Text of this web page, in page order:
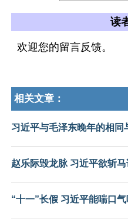
读
欢迎您的留言反馈。
相关文章：
习近平与毛泽东晚年的相同
赵乐际毁龙脉 习近平欲斩马
“十一”长假 习近平能喘口气